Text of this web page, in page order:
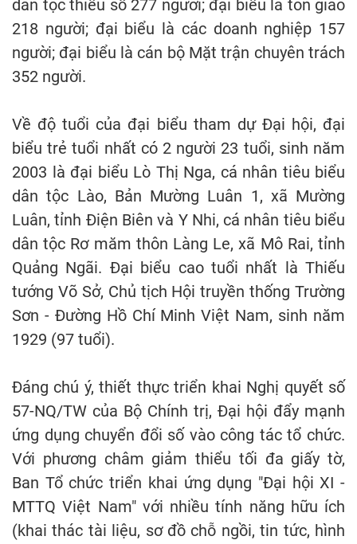
dân tộc thiểu số 277 người; đại biểu là tôn giáo
218 người; đại biểu là các doanh nghiệp 157
người; đại biểu là cán bộ Mặt trận chuyên trách
352 người.
Về độ tuổi của đại biểu tham dự Đại hội, đại
biểu trẻ tuổi nhất có 2 người 23 tuổi, sinh năm
2003 là đại biểu Lò Thị Nga, cá nhân tiêu biểu
dân tộc Lào, Bản Mường Luân 1, xã Mường
Luân, tỉnh Điện Biên và Y Nhi, cá nhân tiêu biểu
dân tộc Rơ măm thôn Làng Le, xã Mô Rai, tỉnh
Quảng Ngãi. Đại biểu cao tuổi nhất là Thiếu
tướng Võ Sở, Chủ tịch Hội truyền thống Trường
Sơn - Đường Hồ Chí Minh Việt Nam, sinh năm
1929 (97 tuổi).
Đáng chú ý, thiết thực triển khai Nghị quyết số
57-NQ/TW của Bộ Chính trị, Đại hội đẩy mạnh
ứng dụng chuyển đổi số vào công tác tổ chức.
Với phương châm giảm thiểu tối đa giấy tờ,
Ban Tổ chức triển khai ứng dụng "Đại hội XI -
MTTQ Việt Nam" với nhiều tính năng hữu ích
(khai thác tài liệu, sơ đồ chỗ ngồi, tin tức, hình